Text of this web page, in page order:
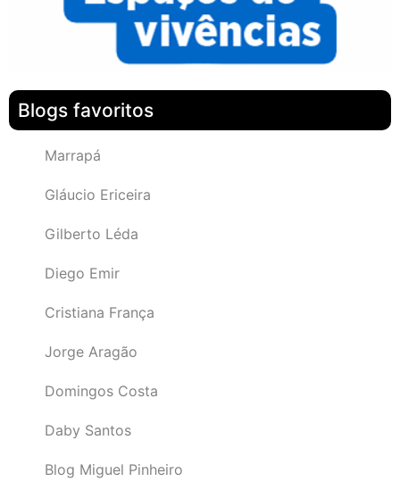
Blogs favoritos
Marrapá
Gláucio Ericeira
Gilberto Léda
Diego Emir
Cristiana França
Jorge Aragão
Domingos Costa
Daby Santos
Blog Miguel Pinheiro